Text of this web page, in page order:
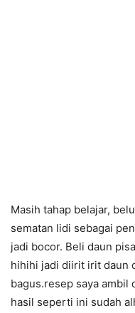
Masih tahap belajar,
sematan lidi sebagai
jadi bocor. Beli daun
hihihi jadi diirit irit daun
bagus.resep saya ambil
hasil seperti ini sudah